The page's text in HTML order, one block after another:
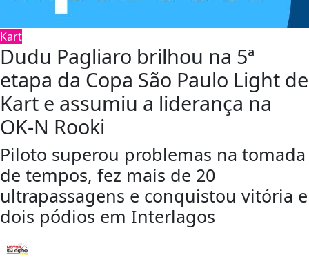
Kart
Dudu Pagliaro brilhou na 5ª
etapa da Copa São Paulo Light de
Kart e assumiu a liderança na
OK-N Rooki
Piloto superou problemas na tomada
de tempos, fez mais de 20
ultrapassagens e conquistou vitória e
dois pódios em Interlagos